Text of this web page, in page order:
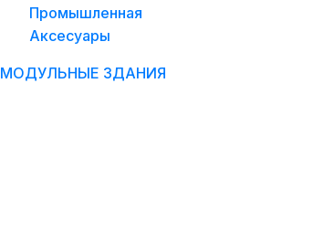
Промышленная
Аксесуары
МОДУЛЬНЫЕ ЗДАНИЯ